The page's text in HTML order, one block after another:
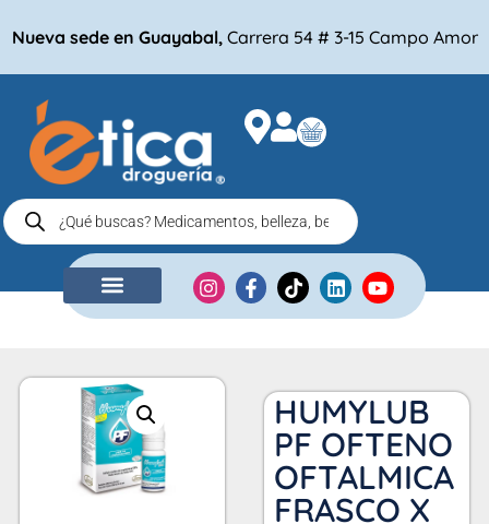
Nueva sede en Guayabal, Carrera 54 # 3-15 Campo Amor
HUMYLUB
PF OFTENO
OFTALMICA
FRASCO X